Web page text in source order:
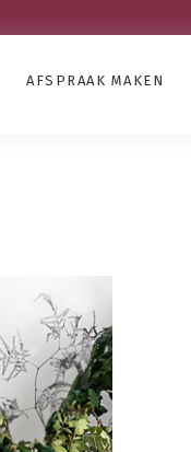
AFSPRAAK MAKEN